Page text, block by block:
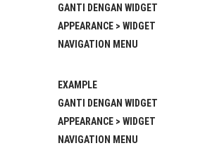
GANTI DENGAN WIDGET
APPEARANCE > WIDGET
NAVIGATION MENU
EXAMPLE
GANTI DENGAN WIDGET
APPEARANCE > WIDGET
NAVIGATION MENU